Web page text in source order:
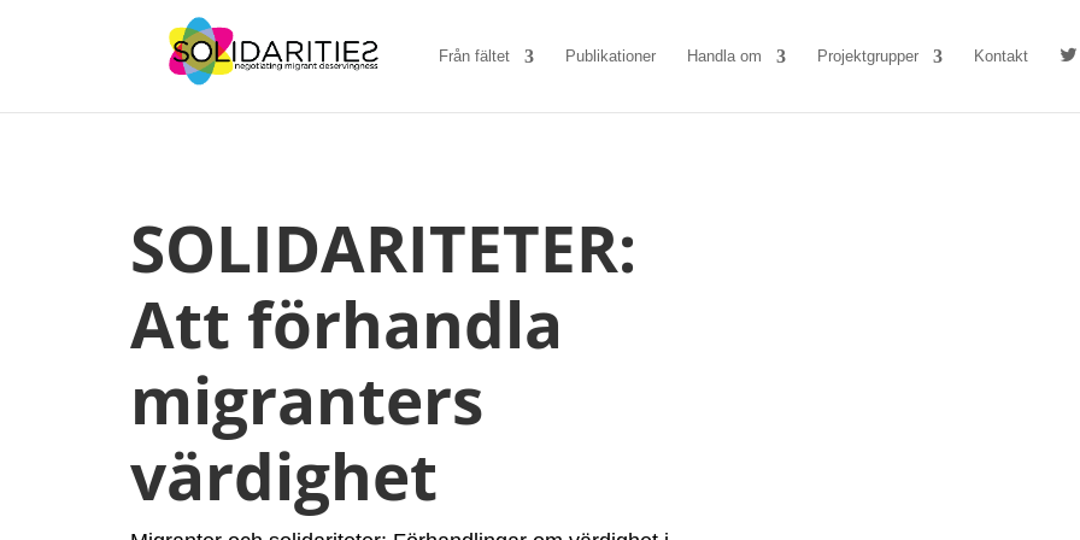
Från fältet Publikationer Handla om Projektgrupper Kontakt
SOLIDARITETER:
Att förhandla
migranters
värdighet